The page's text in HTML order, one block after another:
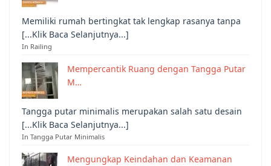
Memiliki rumah bertingkat tak lengkap rasanya tanpa
[...Klik Baca Selanjutnya...]
In Railing
Mempercantik Ruang dengan Tangga Putar
M…
Tangga putar minimalis merupakan salah satu desain
[...Klik Baca Selanjutnya...]
In Tangga Putar Minimalis
Mengungkap Keindahan dan Keamanan